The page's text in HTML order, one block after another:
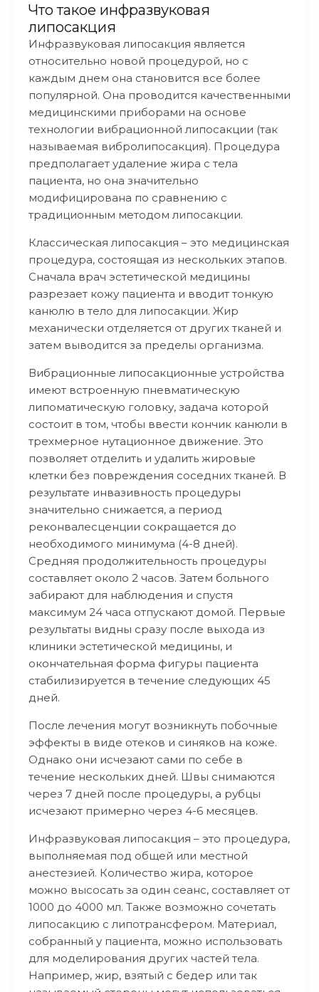
Что такое инфразвуковая
липосакция
Инфразвуковая липосакция является
относительно новой процедурой, но с
каждым днем она становится все более
популярной. Она проводится качественными
медицинскими приборами на основе
технологии вибрационной липосакции (так
называемая вибролипосакция). Процедура
предполагает удаление жира с тела
пациента, но она значительно
модифицирована по сравнению с
традиционным методом липосакции.
Классическая липосакция – это медицинская
процедура, состоящая из нескольких этапов.
Сначала врач эстетической медицины
разрезает кожу пациента и вводит тонкую
канюлю в тело для липосакции. Жир
механически отделяется от других тканей и
затем выводится за пределы организма.
Вибрационные липосакционные устройства
имеют встроенную пневматическую
липоматическую головку, задача которой
состоит в том, чтобы ввести кончик канюли в
трехмерное нутационное движение. Это
позволяет отделить и удалить жировые
клетки без повреждения соседних тканей. В
результате инвазивность процедуры
значительно снижается, а период
реконвалесценции сокращается до
необходимого минимума (4-8 дней).
Средняя продолжительность процедуры
составляет около 2 часов. Затем больного
забирают для наблюдения и спустя
максимум 24 часа отпускают домой. Первые
результаты видны сразу после выхода из
клиники эстетической медицины, и
окончательная форма фигуры пациента
стабилизируется в течение следующих 45
дней.
После лечения могут возникнуть побочные
эффекты в виде отеков и синяков на коже.
Однако они исчезают сами по себе в
течение нескольких дней. Швы снимаются
через 7 дней после процедуры, а рубцы
исчезают примерно через 4-6 месяцев.
Инфразвуковая липосакция – это процедура,
выполняемая под общей или местной
анестезией. Количество жира, которое
можно высосать за один сеанс, составляет от
1000 до 4000 мл. Также возможно сочетать
липосакцию с липотрансфером. Материал,
собранный у пациента, можно использовать
для моделирования других частей тела.
Например, жир, взятый с бедер или так